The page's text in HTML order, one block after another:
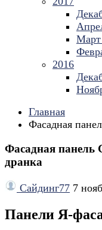
2016
Главная
Фасадная
Фасадная панель
дранка
Сайдинг77 7
Панели Я-